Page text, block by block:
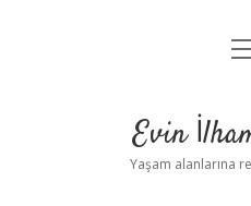
Yasal
Evin
Yaşam alanlarına